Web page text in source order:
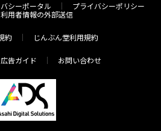
シーポータル
プライバシーポリシー
利用者情報の外部送信
約 じんぶん堂利用規約
広告ガイド お問い合わせ